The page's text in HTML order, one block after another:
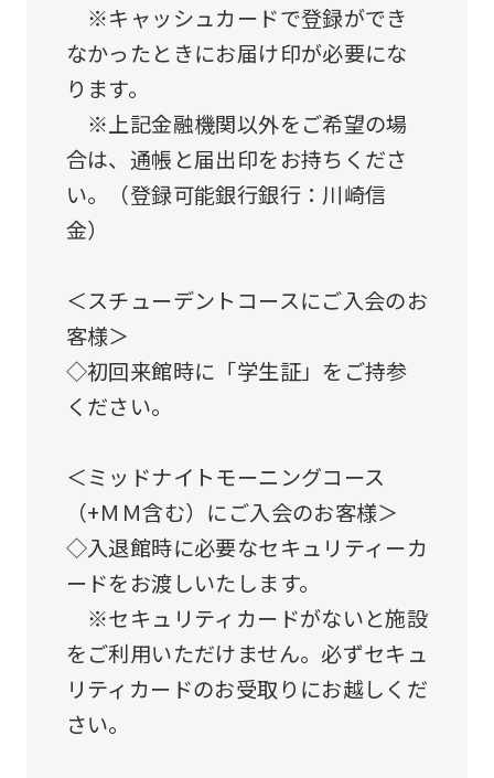
※キャッシュカードで登録ができ
なかったときにお届け印が必要にな
ります。
※上記金融機関以外をご希望の場
合は、通帳と届出印をお持ちくださ
い。（登録可能銀行銀行：川崎信
金）
＜スチューデントコースにご入会のお
客様＞
◇初回来館時に「学生証」をご持参
ください。
＜ミッドナイトモーニングコース
（+ＭＭ含む）にご入会のお客様＞
◇入退館時に必要なセキュリティーカ
ードをお渡しいたします。
※セキュリティカードがないと施設
をご利用いただけません。必ずセキュ
リティカードのお受取りにお越しくだ
さい。
translation
service,
Japanese
version
of
will
translated
it
may
not
be
an
accurate
translation.